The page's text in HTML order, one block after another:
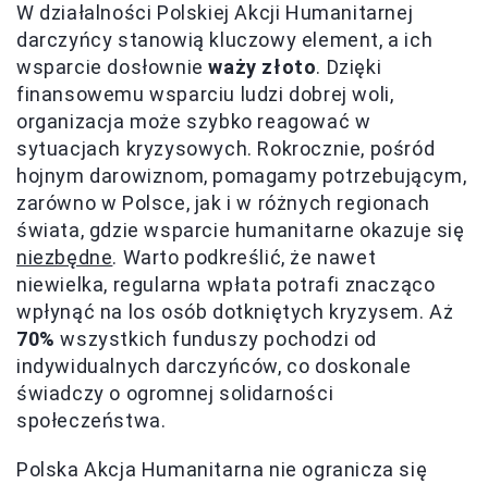
W działalności Polskiej Akcji Humanitarnej
darczyńcy stanowią kluczowy element, a ich
wsparcie dosłownieważy złoto. Dzięki
finansowemu wsparciu ludzi dobrej woli,
organizacja może szybko reagować w
sytuacjach kryzysowych. Rokrocznie, pośród
hojnym darowiznom, pomagamy potrzebującym,
zarówno w Polsce, jak i w różnych regionach
świata, gdzie wsparcie humanitarne okazuje się
niezbędne. Warto podkreślić, że nawet
niewielka, regularna wpłata potrafi znacząco
wpłynąć na los osób dotkniętych kryzysem. Aż
70% wszystkich funduszy pochodzi od
indywidualnych darczyńców, co doskonale
świadczy o ogromnej solidarności
społeczeństwa.
Polska Akcja Humanitarna nie ogranicza się